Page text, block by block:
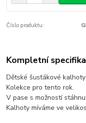
Číslo produktu:
Kompletní
Dětské šusťákové
Kolekce pro tento rok.
V pase s možností
Kalhoty míváme ve